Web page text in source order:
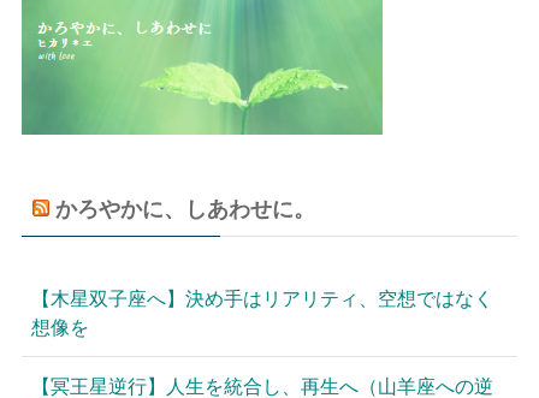
かろやかに、しあわせに。
【木星双子座へ】決め手はリアリティ、空想ではなく
想像を
【冥王星逆行】人生を統合し、再生へ（山羊座への逆